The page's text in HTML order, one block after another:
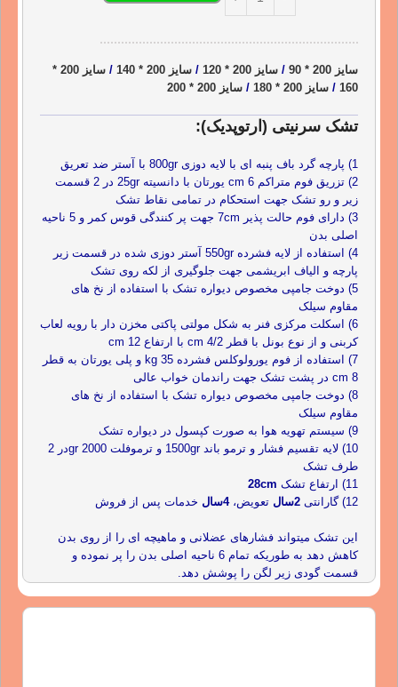
سایز 200 * 90 / سایز 200 * 120 / سایز 200 * 140 /
سایز 200 *
160
/ سایز 200 * 180 / سایز 200 * 200
تشک سرنیتی (ارتوپدیک):
1) پارچه گرد باف پنبه ای با لایه دوزی 800gr با آستر ضد تعریق
2) تزریق فوم متراکم 6 cm یورتان با دانسیته 25gr در 2 قسمت
زیر و رو تشک جهت استحکام در تمامی نقاط تشک
3) دارای فوم حالت پذیر 7cm جهت پر کنندگی قوس کمر و 5 ناحیه
اصلی بدن
4) استفاده از لایه فشرده 550gr آستر دوزی شده در قسمت زیر
پارچه و الیاف ابریشمی جهت جلوگیری از لکه روی تشک
5) دوخت جامپی مخصوص دیواره تشک با استفاده از نخ های
مقاوم سیلک
6) اسکلت مرکزی فنر به شکل مولتی پاکتی مخزن دار با رویه لعاب
کربنی و از نوع بونل با قطر 4/2 cm با ارتفاع 12 cm
7) استفاده از فوم یورولوکلس فشرده 35 kg و پلی یورتان به قطر
8 cm در پشت تشک جهت راندمان خواب عالی
8) دوخت جامپی مخصوص دیواره تشک با استفاده از نخ های
مقاوم سیلک
9) سیستم تهویه هوا به صورت کپسول در دیواره تشک
10) لایه تقسیم فشار و ترمو باند 1500gr و ترموفلت 2000 grدر 2
طرف تشک
11) ارتفاع تشک
28cm
12) گارانتی
2سال تعویض،4سال خدمات پس از فروش
این تشک میتواند فشارهای عضلانی و ماهیچه ای را از روی بدن
کاهش دهد به طوریکه تمام 6 ناحیه اصلی بدن را پر نموده و
قسمت گودی زیر لگن را پوشش دهد.